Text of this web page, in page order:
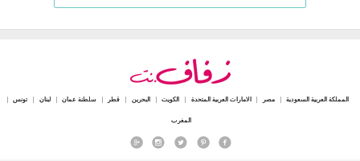
المملكة العربية السعودية مصر الامارات العربية المتحدة الكويت البحرين قطر سلطنة عمان لبنان تونس
المغرب